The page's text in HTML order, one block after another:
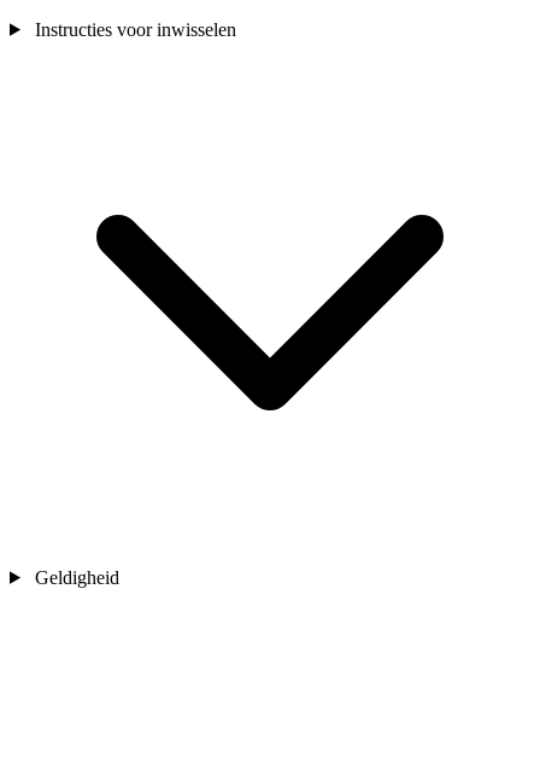
Instructies voor inwisselen
Geldigheid